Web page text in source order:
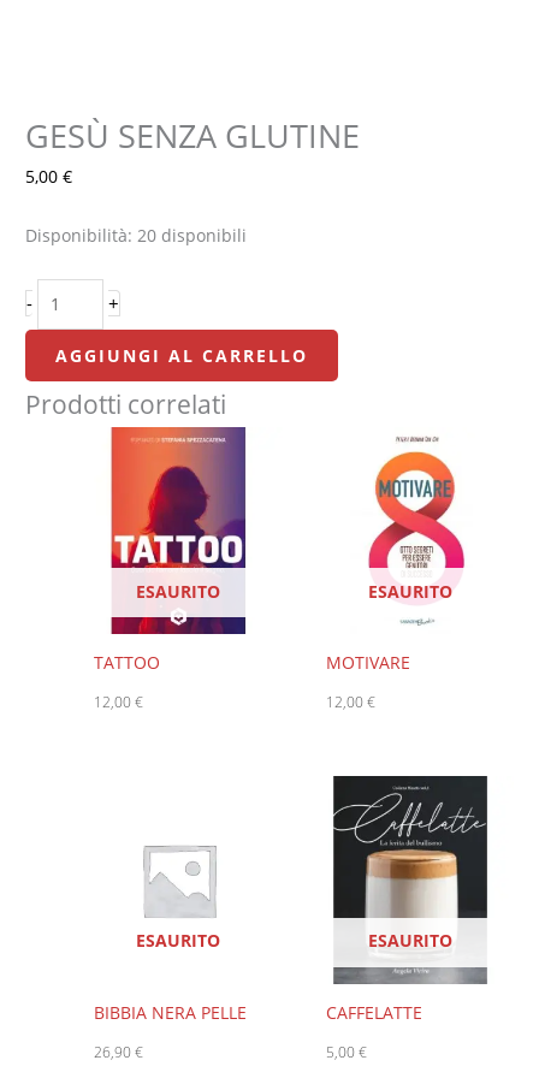
GESÙ SENZA GLUTINE
5,00€
Disponibilità: 20 disponibili
-
GESÙ
GLUTINE
+
AGGIUNGI AL CARRELLO
Prodotti correlati
ESAURITO
TATTOO
12,00€
ESAURITO
MOTIVARE
12,00€
ESAURITO
BIBBIA NERA PELLE
26,90€
ESAURITO
CAFFELATTE
5,00€